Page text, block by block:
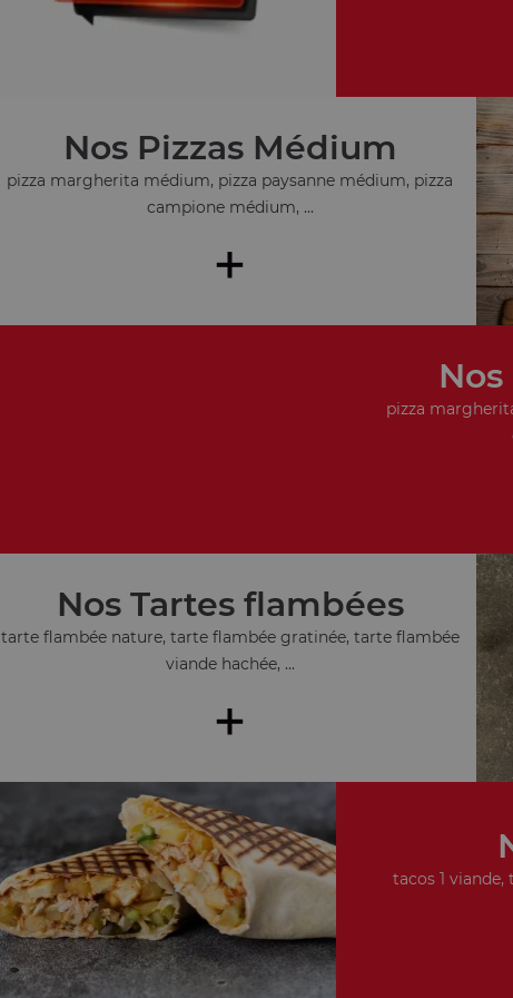
Nos Pizzas Médium
pizza margherita médium, pizza paysanne médium, pizza
campione médium, ...
+
pizza
Nos Tartes flambées
tarte flambée nature, tarte flambée gratinée, tarte flambée
viande hachée, ...
+
tacos 1 viande,